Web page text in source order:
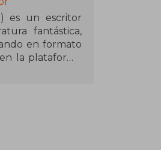
es un escritor
fantástica,
en formato
la plataforma
Biblia de los